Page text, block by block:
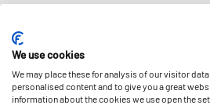
99,99 €
REDUJO AÚN MÁS
-19% -
We use cookies
We may place these for analysis of our visitor
personalised content and to give you a great
information about the cookies we use open the